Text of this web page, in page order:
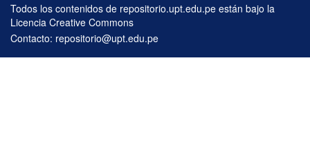
Todos los contenidos de repositorio.upt.edu.pe están bajo la
Licencia Creative Commons
Contacto: repositorio@upt.edu.pe